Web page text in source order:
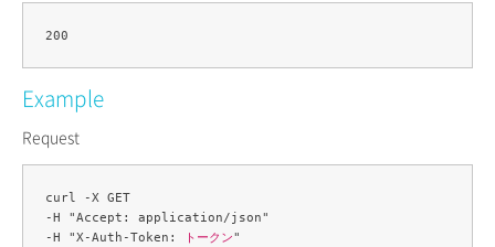
Example
Request
curl -X GET
-H "Accept: application/json"
-H "X-Auth-Token:
トークン"